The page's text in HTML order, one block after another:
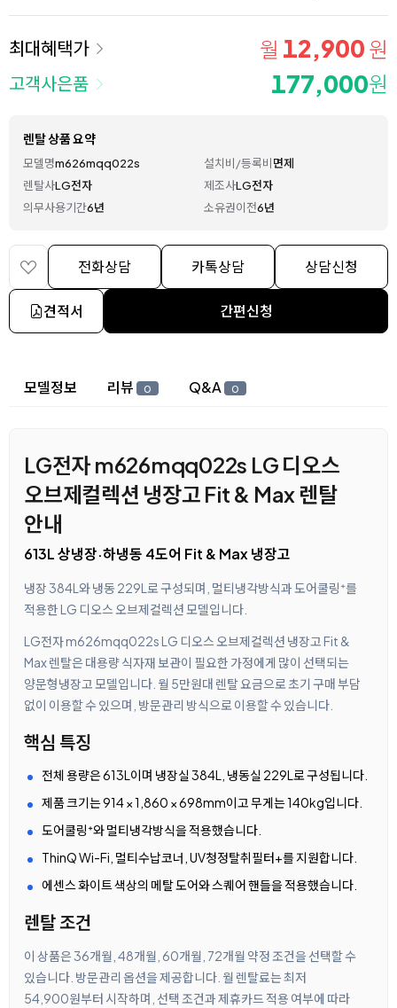
최대혜택가 월 12,900 원
고객사은품 177,000원
렌탈 상품 요약
모델명m626mqq022s 설치비/등록비면제
렌탈사LG전자 제조사LG전자
의무사용기간6년 소유권이전6년
전화상담 카톡상담 상담신청
견적서 간편신청
상세 정보
모델정보 리뷰 0 Q&A 0
LG전자 m626mqq022s LG 디오스
오브제컬렉션 냉장고 Fit & Max 렌탈
안내
613L 상냉장·하냉동 4도어 Fit & Max 냉장고
냉장 384L와 냉동 229L로 구성되며, 멀티냉각방식과 도어쿨링⁺를
적용한 LG 디오스 오브제컬렉션 모델입니다.
LG전자 m626mqq022s LG 디오스 오브제컬렉션 냉장고 Fit &
Max 렌탈은 대용량 식자재 보관이 필요한 가정에게 많이 선택되는
양문형냉장고 모델입니다. 월 5만원대 렌탈 요금으로 초기 구매 부담
없이 이용할 수 있으며, 방문관리 방식으로 이용할 수 있습니다.
핵심 특징
전체 용량은 613L이며 냉장실 384L, 냉동실 229L로 구성됩니다.
제품 크기는 914 × 1,860 × 698mm이고 무게는 140kg입니다.
도어쿨링⁺와 멀티냉각방식을 적용했습니다.
ThinQ Wi-Fi, 멀티수납코너, UV청정탈취필터+를 지원합니다.
에센스 화이트 색상의 메탈 도어와 스퀘어 핸들을 적용했습니다.
렌탈 조건
이 상품은 36개월, 48개월, 60개월, 72개월 약정 조건을 선택할 수
있습니다. 방문관리 옵션을 제공합니다. 월 렌탈료는 최저
54,900원부터 시작하며, 선택 조건과 제휴카드 적용 여부에 따라